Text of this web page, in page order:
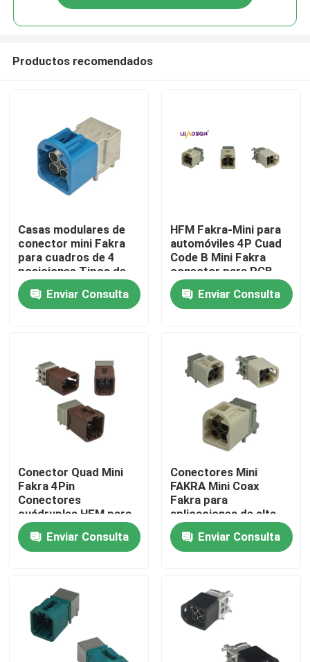
Hogar
Productos
Sobre nosotros
Tour por la fábrica
Control de calidad
Contáctenos
Conector de FAKRA HSD
Conector del PWB de FAKRA
Productos recomendados
Casas modulares de
conector mini Fakra
para cuadros de 4
posiciones Tipos de
ángulo recto
Enviar Consulta
HFM Fakra-Mini para
automóviles 4P Cuad
Code B Mini Fakra
conector para PCB
Enviar Consulta
Conector Quad Mini
Fakra 4Pin
Conectores
cuádruples HFM para
automóviles
Enviar Consulta
Conectores Mini
FAKRA Mini Coax
Fakra para
aplicaciones de alta
frecuencia
Enviar Consulta